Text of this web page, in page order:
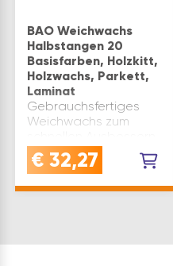
BAO Weichwachs
Halbstangen 20
Basisfarben, Holzkitt,
Holzwachs, Parkett,
Laminat
Gebrauchsfertiges
Weichwachs zum
von Holz- und
Kunststoffoberflächen.Für
€ 32,27